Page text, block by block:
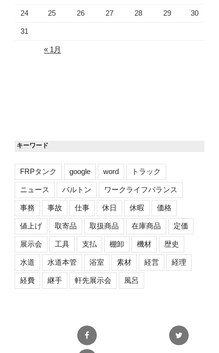
24 25 26 27 28 29 30
31
« 1月
キーワード
FRPタンク google word トラック
ニュース バルトン ワークライフバランス
事務 事故 仕事 休日 休暇 価格
値上げ 取寄品 取扱商品 在庫商品 定価
展示会 工具 支払 棚卸 機材 歴史
水道 水道本管 浴室 素材 経営 経理
経費 継手 軒先展示会 風呂
Facebook Twitter